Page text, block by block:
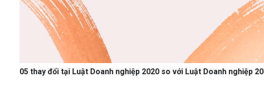
05 thay đổi tại Luật Doanh nghiệp 2020 so với Luật Doanh nghiệp